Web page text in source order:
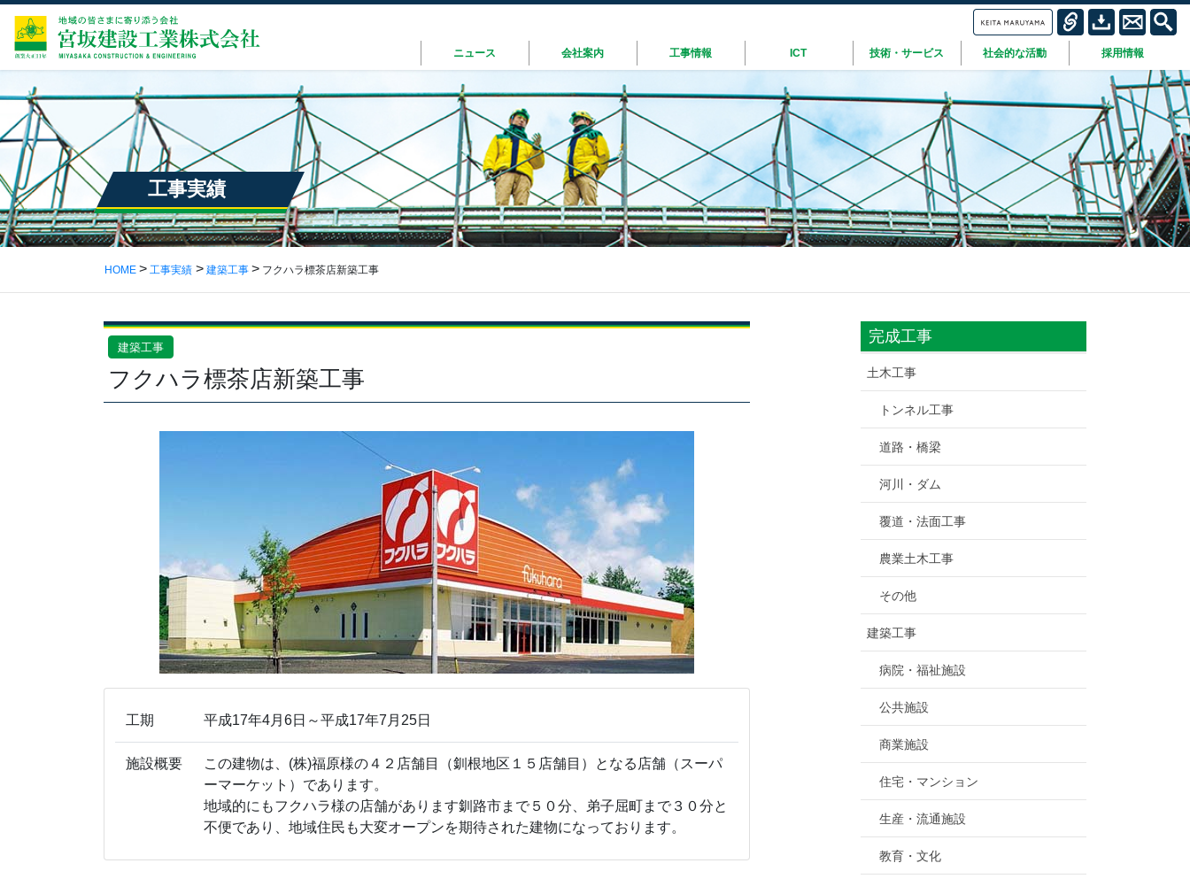
ニュース 会社案内 工事情報 ICT 技術・サービス 社会的な活動 採用情報
工事実績
HOME 工事実績 建築工事 フクハラ標茶店新築工事
建築工事
フクハラ標茶店新築工事
工期 平成17年4月6日～平成17年7月25日
施設概要
この建物は、(株)福原様の４２店舗目（釧根地区１５店舗目）となる店舗（スーパ
ーマーケット）であります。
地域的にもフクハラ様の店舗があります釧路市まで５０分、弟子屈町まで３０分と
不便であり、地域住民も大変オープンを期待された建物になっております。
完成工事
土木工事
トンネル工事
道路・橋梁
河川・ダム
覆道・法面工事
農業土木工事
その他
建築工事
病院・福祉施設
公共施設
商業施設
住宅・マンション
生産・流通施設
教育・文化